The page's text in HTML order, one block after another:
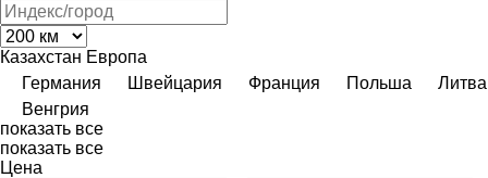
Казахстан Европа
Германия
Швейцария Франция Польша
Литва
Венгрия
показать все
показать все
Цена